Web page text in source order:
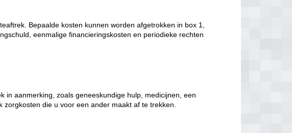
Bepaalde kosten kunnen worden afgetrokken in box 1,
eenmalige financieringskosten en periodieke rechten
in aanmerking, zoals geneeskundige hulp, medicijnen, een
zorgkosten die u voor een ander maakt af te trekken.